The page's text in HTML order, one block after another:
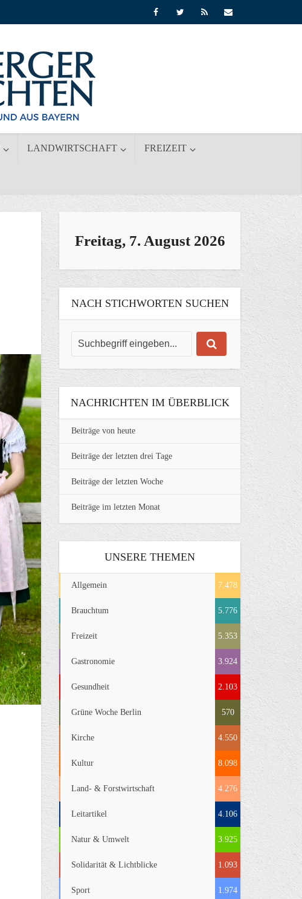
LANDWIRTSCHAFT FREIZEIT
Freitag, 7. August 2026
NACH STICHWORTEN SUCHEN
NACHRICHTEN IM ÜBERBLICK
Beiträge von heute
Beiträge der letzten drei Tage
Beiträge der letzten Woche
Beiträge im letzten Monat
UNSERE THEMEN
Allgemein 7.478
Brauchtum 5.776
Freizeit 5.353
Gastronomie 3.924
Gesundheit 2.103
Grüne Woche Berlin 570
Kirche 4.550
Kultur 8.098
Land- & Forstwirtschaft 4.276
Leitartikel 4.106
Natur & Umwelt 3.925
Solidarität & Lichtblicke 1.093
Sport 1.974